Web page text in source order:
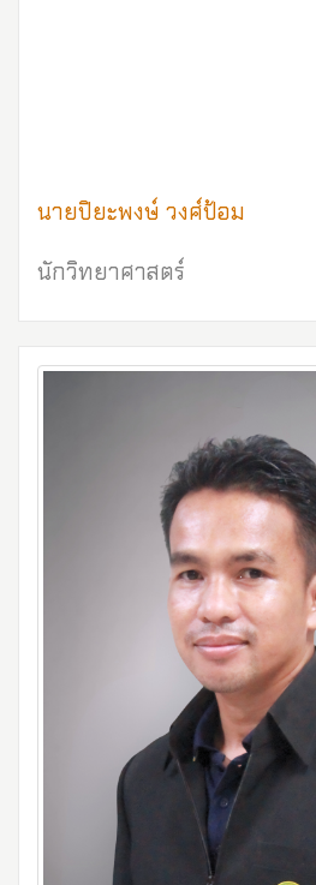
นายปิยะพงษ์ วงศ์ป้อม
นักวิทยาศาสตร์